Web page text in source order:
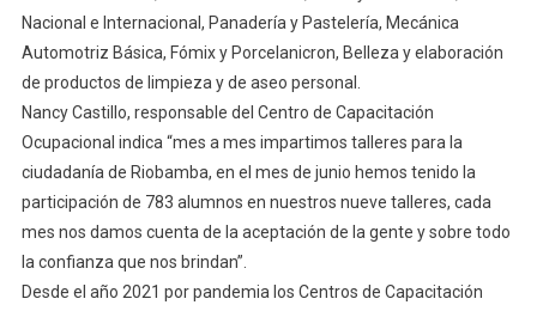
Nacional e Internacional, Panadería y Pastelería, Mecánica
Automotriz Básica, Fómix y Porcelanicron, Belleza y elaboración
de productos de limpieza y de aseo personal.
Nancy Castillo, responsable del Centro de Capacitación
Ocupacional indica “mes a mes impartimos talleres para la
ciudadanía de Riobamba, en el mes de junio hemos tenido la
participación de 783 alumnos en nuestros nueve talleres, cada
mes nos damos cuenta de la aceptación de la gente y sobre todo
la confianza que nos brindan”.
Desde el año 2021 por pandemia los Centros de Capacitación